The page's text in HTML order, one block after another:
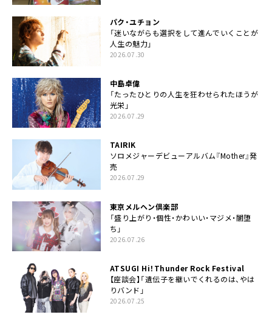
パク・ユチョン
「迷いながらも選択をして進んでいくことが
人生の魅力」
2026.07.30
中島卓偉
「たったひとりの人生を狂わせられたほうが
光栄」
2026.07.29
TAIRIK
ソロメジャーデビューアルバム『Mother』発
売
2026.07.29
東京メルヘン倶楽部
「盛り上がり・個性・かわいい・マジメ・闇堕
ち」
2026.07.26
ATSUGI Hi！Thunder Rock Festival
【座談会】「遺伝子を継いでくれるのは、やは
りバンド」
2026.07.25